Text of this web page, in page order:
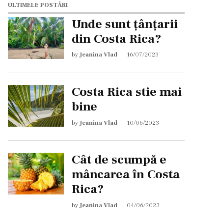
ULTIMELE POSTĂRI
Unde sunt țânțarii
din Costa Rica?
byJeanina Vlad 16/07/2023
Costa Rica stie mai
bine
by Jeanina Vlad 10/06/2023
Cât de scumpă e
mâncarea în Costa
Rica?
by Jeanina Vlad 04/06/2023